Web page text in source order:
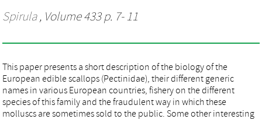
Spirula, Volume 433 p. 7- 11
This paper presents a short description of the biology of the
European edible scallops (Pectinidae), their different generic
names in various European countries, fishery on the different
species of this family and the fraudulent way in which these
molluscs are sometimes sold to the public. Some other interesting